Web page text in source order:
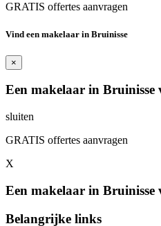
GRATIS offertes aanvragen
Vind een makelaar in Bruinisse
×
Een makelaar in Bruinisse
sluiten
GRATIS offertes aanvragen
X
Een makelaar in Bruinisse
Belangrijke links